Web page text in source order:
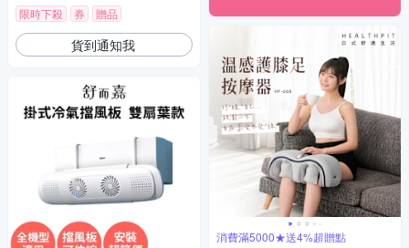
限時下殺 券 贈品
貨到通知我
消費滿5000★送4%超贈點